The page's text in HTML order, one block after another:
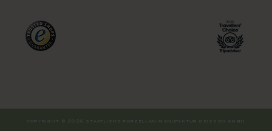
copyright © 2026 staatliche porzellan-manufaktur meissen gmbh